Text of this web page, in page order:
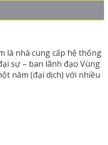
là nhà cung cấp hệ thống
sự – ban lãnh đạo Vùng
năm (đại dịch) với nhiều